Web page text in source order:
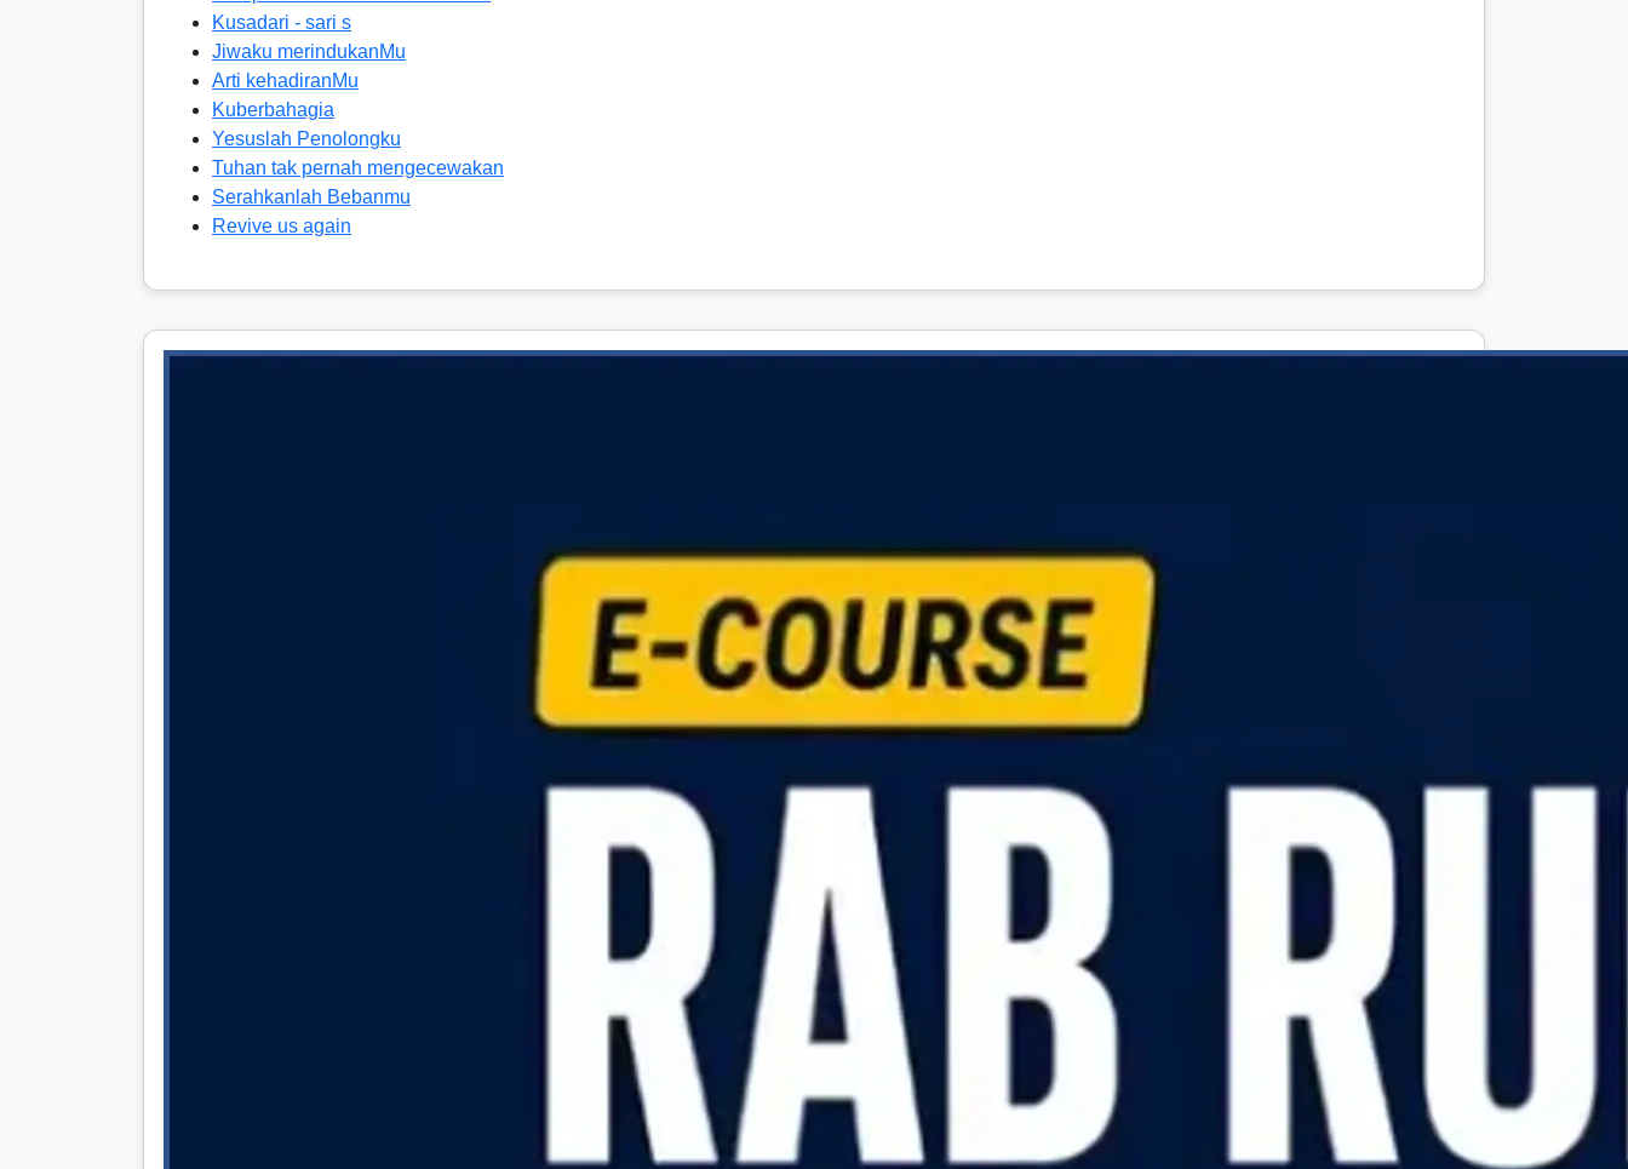
Kusadari - sari s
Jiwaku merindukanMu
Arti kehadiranMu
Kuberbahagia
Yesuslah Penolongku
Tuhan tak pernah mengecewakan
Serahkanlah Bebanmu
Revive us again